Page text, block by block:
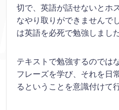
切で、英語が話せないとホ
なやり取りができませんで
は英語を必死で勉強しました
テキストで勉強するのでは
フレーズを学び、それを日
るということを意識付けて